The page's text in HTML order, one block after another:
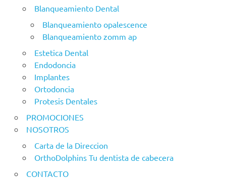
Blanqueamiento Dental
Blanqueamiento opalescence
Blanqueamiento zomm ap
Estetica Dental
Endodoncia
Implantes
Ortodoncia
Protesis Dentales
PROMOCIONES
NOSOTROS
Carta de la Direccion
OrthoDolphins Tu dentista de cabecera
CONTACTO